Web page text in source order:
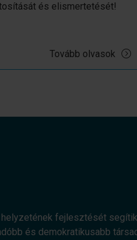
és elismertetését!
Tovább olvasok
fejlesztését
és demokratikusabb